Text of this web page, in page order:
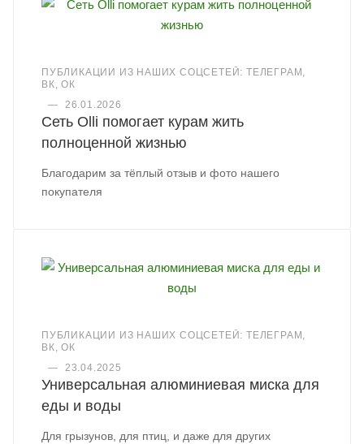
ПУБЛИКАЦИИ ИЗ НАШИХ СОЦСЕТЕЙ: ТЕЛЕГРАМ,
ВК, ОК
—
26.01.2026
Сеть Olli помогает курам жить
полноценной жизнью
Благодарим за тёплый отзыв и фото нашего
покупателя
ПУБЛИКАЦИИ ИЗ НАШИХ СОЦСЕТЕЙ: ТЕЛЕГРАМ,
ВК, ОК
—
23.04.2025
Универсальная алюминиевая миска для
еды и воды
Для грызунов, для птиц, и даже для других